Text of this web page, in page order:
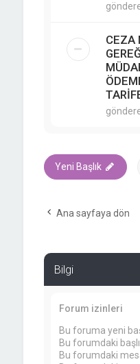
CEZA
Yeni Başlık
Ana sayfaya dön
Bilgi
Forum izinleri
Bu foruma yeni
Bu forumdaki
Bu forumdaki